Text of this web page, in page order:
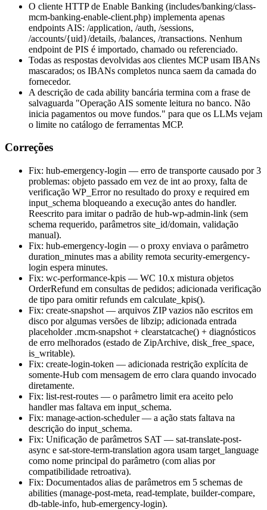
O cliente HTTP de Enable Banking (includes/banking/class-
mcm-banking-enable-client.php) implementa apenas
endpoints AIS: /application, /auth, /sessions,
/accounts/{uid}/details, /balances, /transactions. Nenhum
endpoint de PIS é importado, chamado ou referenciado.
Todas as respostas devolvidas aos clientes MCP usam IBANs
mascarados; os IBANs completos nunca saem da camada do
fornecedor.
A descrição de cada ability bancária termina com a frase de
salvaguarda "Operação AIS somente leitura no banco. Não
inicia pagamentos ou move fundos." para que os LLMs vejam
o limite no catálogo de ferramentas MCP.
Correções
Fix: hub-emergency-login — erro de transporte causado por 3
problemas: objeto passado em vez de int ao proxy, falta de
verificação WP_Error no resultado do proxy e required em
input_schema bloqueando a execução antes do handler.
Reescrito para imitar o padrão de hub-wp-admin-link (sem
schema requerido, parâmetros site_id/domain, validação
manual).
Fix: hub-emergency-login — o proxy enviava o parâmetro
duration_minutes mas a ability remota security-emergency-
login espera minutes.
Fix: wc-performance-kpis — WC 10.x mistura objetos
OrderRefund em consultas de pedidos; adicionada verificação
de tipo para omitir refunds em calculate_kpis().
Fix: create-snapshot — arquivos ZIP vazios não escritos em
disco por algumas versões de libzip; adicionada entrada
placeholder .mcm-snapshot + clearstatcache() + diagnósticos
de erro melhorados (estado de ZipArchive, disk_free_space,
is_writable).
Fix: create-login-token — adicionada restrição explícita de
somente-Hub com mensagem de erro clara quando invocado
diretamente.
Fix: list-rest-routes — o parâmetro limit era aceito pelo
handler mas faltava em input_schema.
Fix: manage-action-scheduler — a ação stats faltava na
descrição do input_schema.
Fix: Unificação de parâmetros SAT — sat-translate-post-
async e sat-store-term-translation agora usam target_language
como nome principal do parâmetro (com alias por
compatibilidade retroativa).
Fix: Documentados alias de parâmetros em 5 schemas de
abilities (manage-post-meta, read-template, builder-compare,
db-table-info, hub-emergency-login).